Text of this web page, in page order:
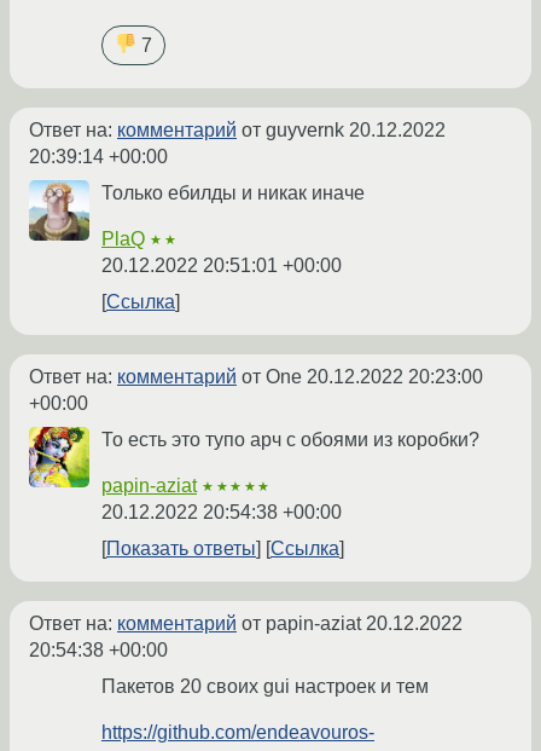
7
Ответ на: комментарий от guyvernk 20.12.2022
20:39:14 +00:00
Только ебилды и никак иначе
PlaQ ★★
20.12.2022 20:51:01 +00:00
Ссылка
Ответ на: комментарий от One 20.12.2022 20:23:00
+00:00
То есть это тупо арч с обоями из коробки?
papin-aziat ★★★★★
20.12.2022 20:54:38 +00:00
Показать ответы
Ссылка
Ответ на: комментарий от papin-aziat 20.12.2022
20:54:38 +00:00
Пакетов 20 своих gui настроек и тем
https://github.com/endeavouros-